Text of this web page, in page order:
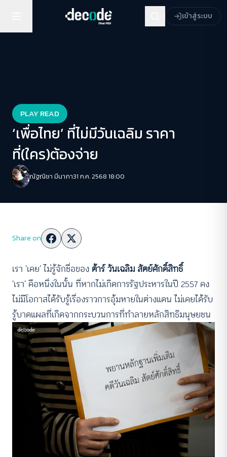
เข้าสู่ระบบ
PLAY READ
‘เพื่อไทย’ ที่ไม่มีวันเฉลิม ราคา
ที่(ใคร)ต้องจ่าย
ณัฐณิชา มีนาภา31 ก.ค. 2568 18:00
Share on
เรา ‘เคย’ ไม่รู้จักชื่อของ ต้าร์ วันเฉลิม สัตย์ศักดิ์สิทธิ์
‘เรา’ คือหนึ่งในนั้น ที่หากไม่เกิดการรัฐประหารในปี 2557 คง
ไม่มีโอกาสได้รับรู้เรื่องราวการอุ้มหายในต่างแดน ไม่เคยได้รับ
รู้บาดแผลที่เกิดจากกระบวนการที่ทำลายหลักสิทธิมนุษยชน